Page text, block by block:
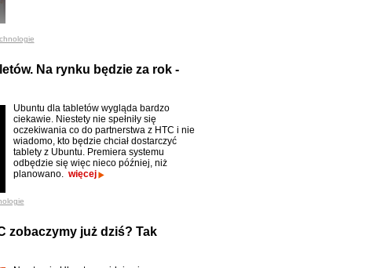
Na rynku będzie za rok -
Ubuntu dla tabletów wygląda bardzo
ciekawie. Niestety nie spełniły się
oczekiwania co do partnerstwa z HTC i nie
wiadomo, kto będzie chciał dostarczyć
tablety z Ubuntu. Premiera systemu
odbędzie się więc nieco później, niż
planowano. więcej
zobaczymy już dziś? Tak